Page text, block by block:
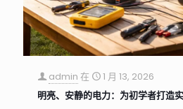
admin 在
1 月 13, 2026
明亮、安静的电力：为初学者打造